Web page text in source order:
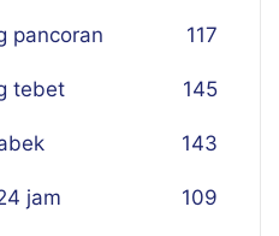
pancoran 117
tebet 145
143
jam 109